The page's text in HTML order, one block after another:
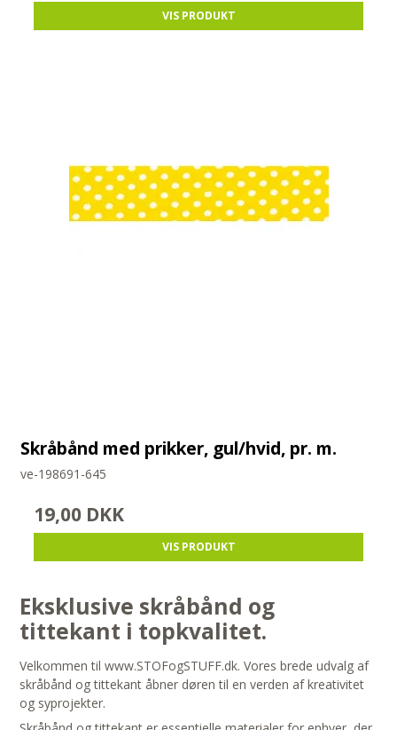
VIS PRODUKT
Skråbånd med prikker, gul/hvid, pr. m.
ve-198691-645
19,00 DKK
VIS PRODUKT
Eksklusive skråbånd og
tittekant i topkvalitet.
Velkommen til www.STOFogSTUFF.dk. Vores brede udvalg af
skråbånd og tittekant åbner døren til en verden af kreativitet
og syprojekter.